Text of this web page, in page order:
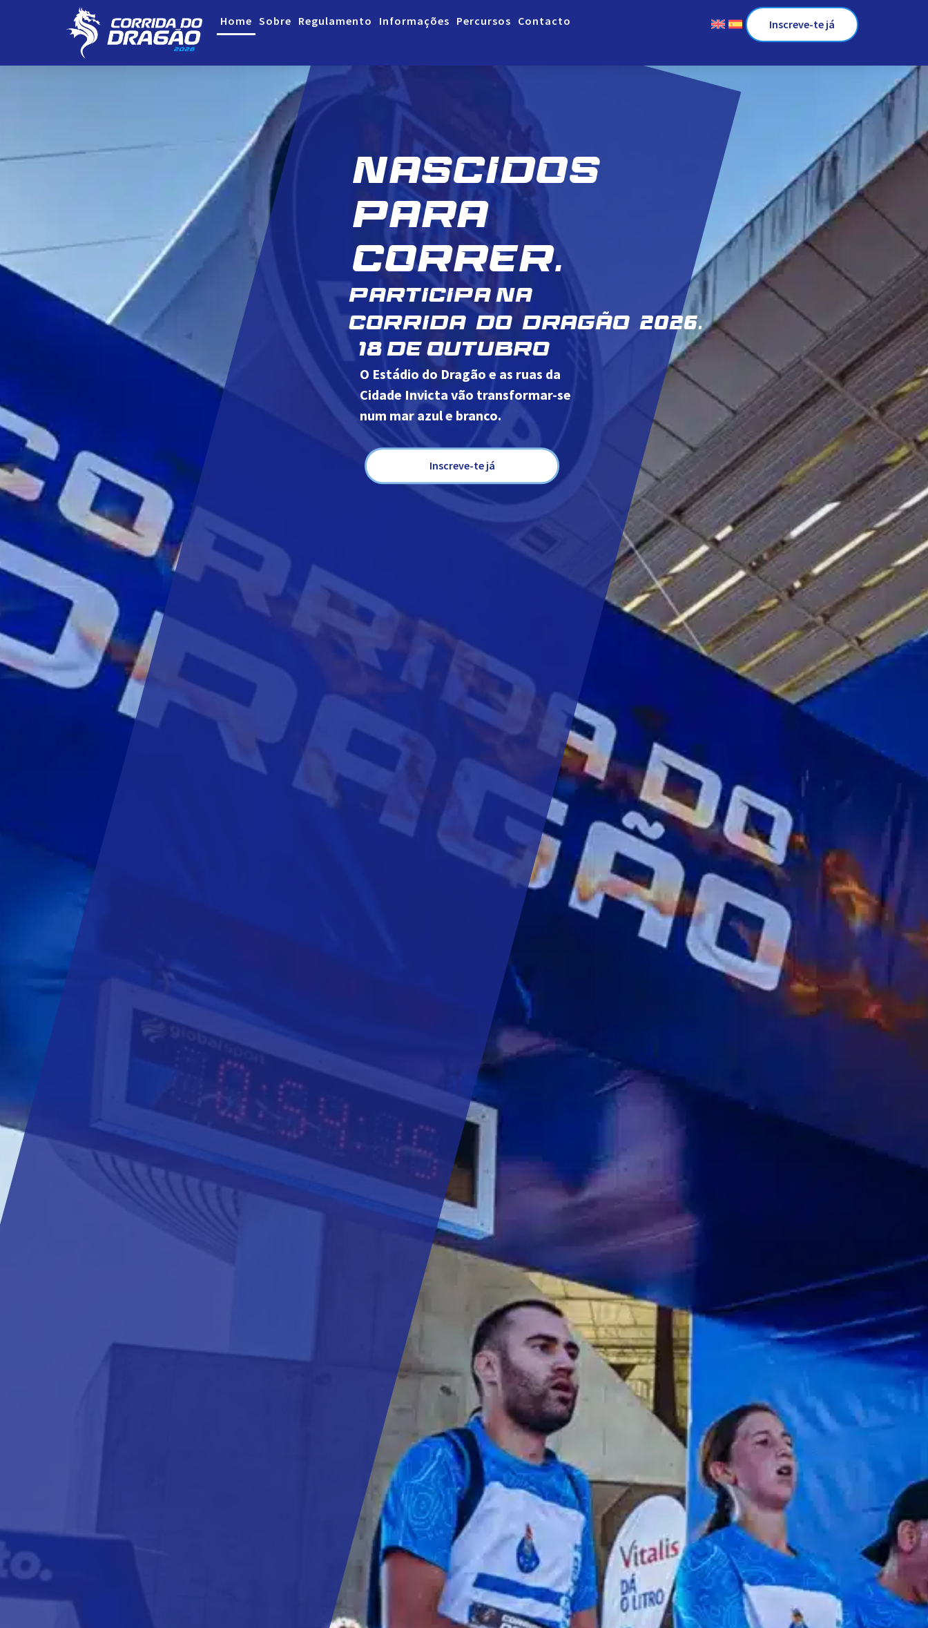
Home Sobre Regulamento Informações Percursos Contacto Inscreve-te já
NASCIDOS
PARA
CORRER.
PARTICIPA NA
CORRIDA DO DRAGÃO 2026.
18 DE OUTUBRO
O Estádio do Dragão e as ruas da
Cidade Invicta vão transformar-se
num mar azul e branco.
Inscreve-te já